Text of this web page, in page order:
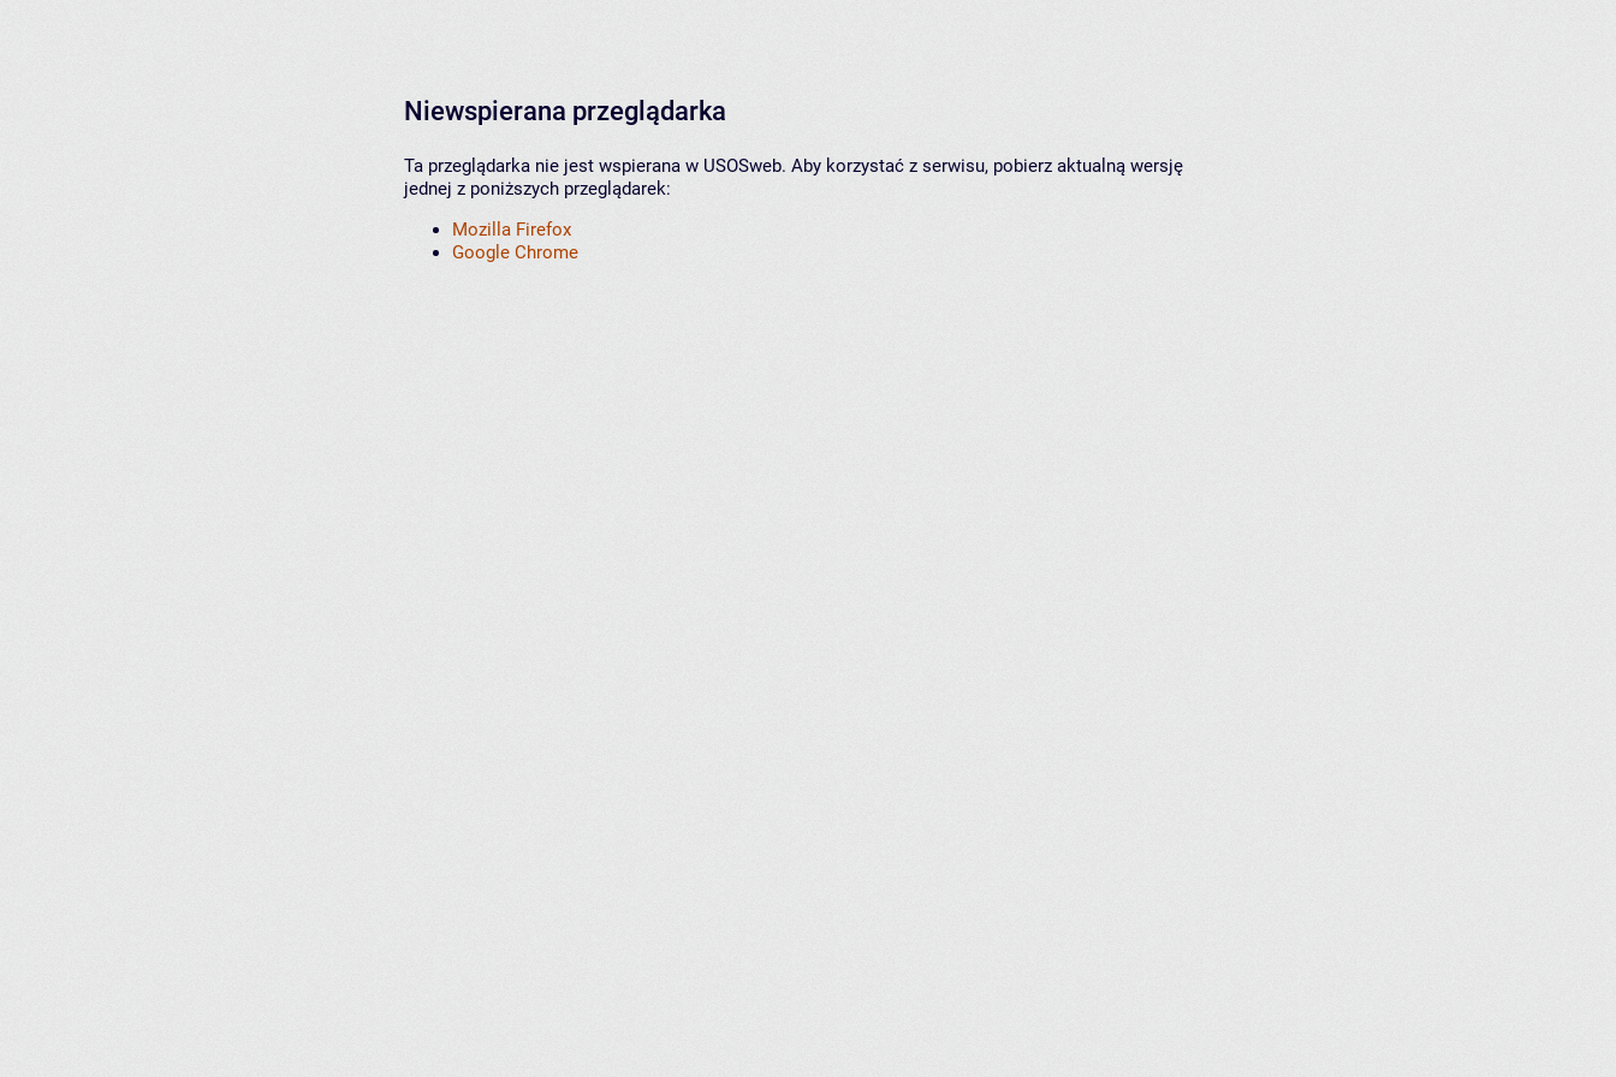
Niewspierana przeglądarka
Ta przeglądarka nie jest wspierana w USOSweb. Aby korzystać z serwisu, pobierz aktualną wersję
jednej z poniższych przeglądarek:
Mozilla Firefox
Google Chrome